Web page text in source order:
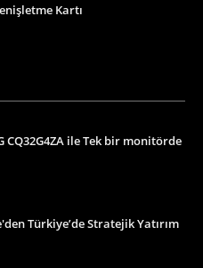
Kartı
CQ32G4ZA ile Tek bir monitörde
Türkiye’de Stratejik Yatırım